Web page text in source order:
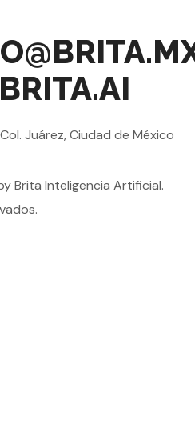
Juárez, Ciudad de México
Brita Inteligencia Artificial.